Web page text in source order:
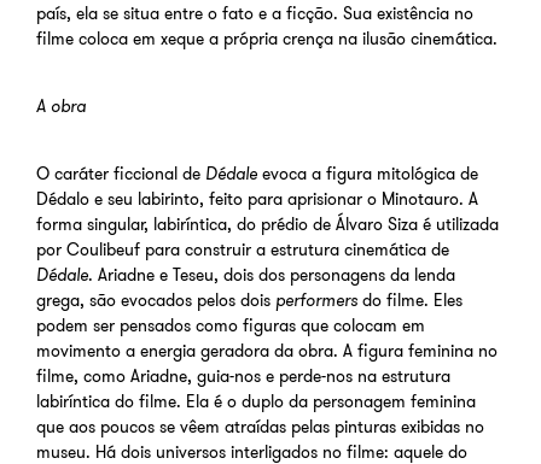
país, ela se situa entre o fato e a ficção. Sua existência no
filme coloca em xeque a própria crença na ilusão cinemática.
A obra
O caráter ficcional de Dédale evoca a figura mitológica de
Dédalo e seu labirinto, feito para aprisionar o Minotauro. A
forma singular, labiríntica, do prédio de Álvaro Siza é utilizada
por Coulibeuf para construir a estrutura cinemática de
Dédale. Ariadne e Teseu, dois dos personagens da lenda
grega, são evocados pelos dois performers do filme. Eles
podem ser pensados como figuras que colocam em
movimento a energia geradora da obra. A figura feminina no
filme, como Ariadne, guia-nos e perde-nos na estrutura
labiríntica do filme. Ela é o duplo da personagem feminina
que aos poucos se vêem atraídas pelas pinturas exibidas no
museu. Há dois universos interligados no filme: aquele do